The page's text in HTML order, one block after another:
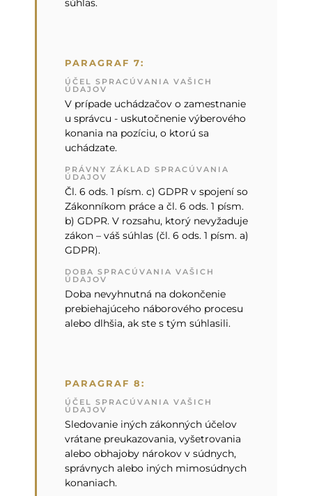
súhlas.
PARAGRAF 7:
ÚČEL SPRACÚVANIA VAŠICH
ÚDAJOV
V prípade uchádzačov o zamestnanie
u správcu - uskutočnenie výberového
konania na pozíciu, o ktorú sa
uchádzate.
PRÁVNY ZÁKLAD SPRACÚVANIA
ÚDAJOV
Čl. 6 ods. 1 písm. c) GDPR v spojení so
Zákonníkom práce a čl. 6 ods. 1 písm.
b) GDPR. V rozsahu, ktorý nevyžaduje
zákon – váš súhlas (čl. 6 ods. 1 písm. a)
GDPR).
DOBA SPRACÚVANIA VAŠICH
ÚDAJOV
Doba nevyhnutná na dokončenie
prebiehajúceho náborového procesu
alebo dlhšia, ak ste s tým súhlasili.
PARAGRAF 8:
ÚČEL SPRACÚVANIA VAŠICH
ÚDAJOV
Sledovanie iných zákonných účelov
vrátane preukazovania, vyšetrovania
alebo obhajoby nárokov v súdnych,
správnych alebo iných mimosúdnych
konaniach.